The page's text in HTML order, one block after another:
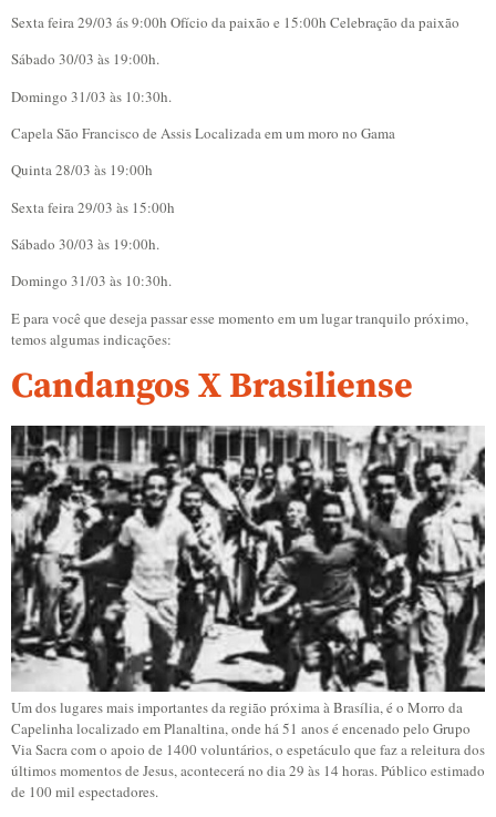
Sexta feira 29/03 ás 9:00h Ofício da paixão e 15:00h Celebração da paixão
Sábado 30/03 às 19:00h.
Domingo 31/03 às 10:30h.
Capela São Francisco de Assis Localizada em um moro no Gama
Quinta 28/03 às 19:00h
Sexta feira 29/03 às 15:00h
Sábado 30/03 às 19:00h.
Domingo 31/03 às 10:30h.
E para você que deseja passar esse momento em um lugar tranquilo próximo,
temos algumas indicações:
Candangos X Brasiliense
Um dos lugares mais importantes da região próxima à Brasília, é o Morro da
Capelinha localizado em Planaltina, onde há 51 anos é encenado pelo Grupo
Via Sacra com o apoio de 1400 voluntários, o espetáculo que faz a releitura dos
últimos momentos de Jesus, acontecerá no dia 29 às 14 horas. Público estimado
de 100 mil espectadores.